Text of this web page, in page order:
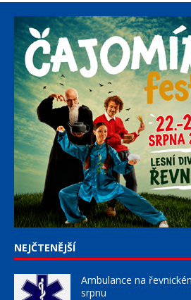
NEJČTENĚJŠÍ
Ambulance na
srpnu